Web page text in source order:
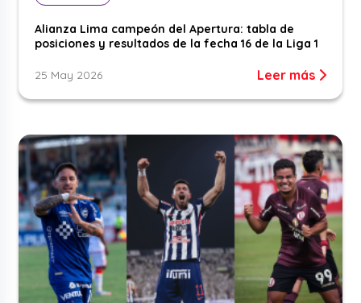
Alianza Lima campeón del Apertura: tabla de
posiciones y resultados de la fecha 16 de la Liga 1
25 May 2026 Leer más